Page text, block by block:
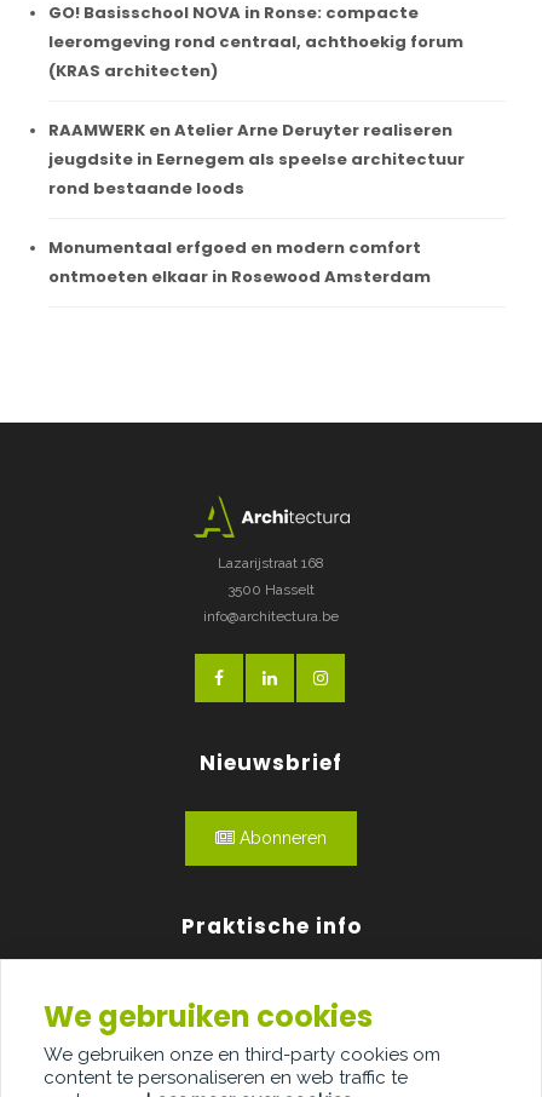
GO! Basisschool NOVA in Ronse: compacte
leeromgeving rond centraal, achthoekig forum
(KRAS architecten)
RAAMWERK en Atelier Arne Deruyter realiseren
jeugdsite in Eernegem als speelse architectuur
rond bestaande loods
Monumentaal erfgoed en modern comfort
ontmoeten elkaar in Rosewood Amsterdam
Lazarijstraat 168
3500 Hasselt
info@architectura.be
Nieuwsbrief
Abonneren
Praktische info
Over ons
Adverteren
We gebruiken cookies
We gebruiken onze en third-party cookies om
content te personaliseren en web traffic te